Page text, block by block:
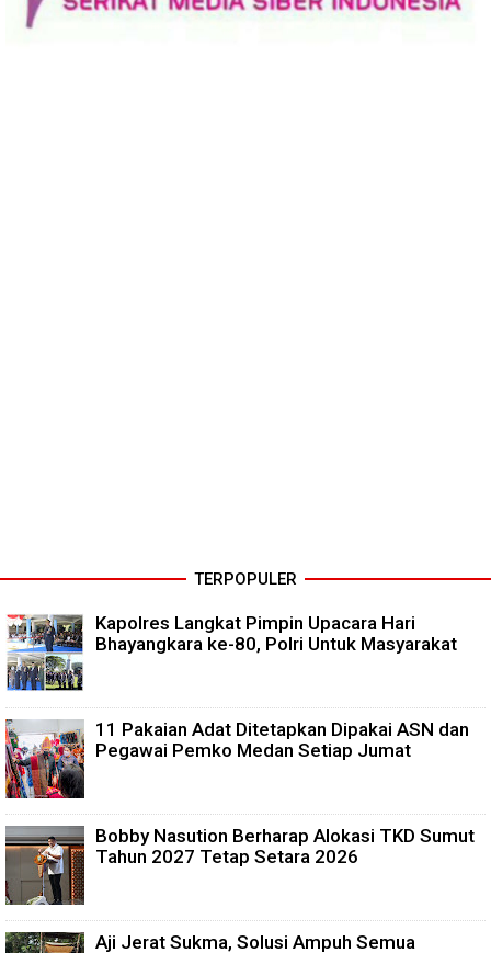
TERPOPULER
Kapolres Langkat Pimpin Upacara Hari
Bhayangkara ke-80, Polri Untuk Masyarakat
11 Pakaian Adat Ditetapkan Dipakai ASN dan
Pegawai Pemko Medan Setiap Jumat
Bobby Nasution Berharap Alokasi TKD Sumut
Tahun 2027 Tetap Setara 2026
Aji Jerat Sukma, Solusi Ampuh Semua